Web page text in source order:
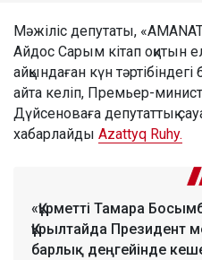
Мәжіліс депутаты,
Айдос Сарым кітап оқитын
айқындаған күн
айта келіп, Премьер-
Дүйсеноваға депутаттық
хабарлайды Azattyq Ruhy.
«Құрметті Тамара
Құрылтайда Президент
барлық деңгейінде